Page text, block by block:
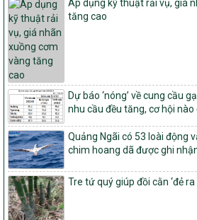
và thu hồi quyết định công nhận xã đạt
đạt nông thôn mới hiện đại và tỉnh,
vụ xây dựng nông thôn mới giai đoạn
Quyết định số 16/2026/QĐ-TTg
Quy định nguyên tắc, tiêu chí, định mức
ương và tỉ lệ vốn đối ứng ngân sách
Chương trình mục tiêu quốc gia xây
nghèo bền vững và phát triển kinh tế –
tộc thiểu số và miền núi giai đoạn 2026 –
1451/QĐ-UBND
Phê duyệt danh sách các xã thuộc
trong xây dựng nông thôn mới giai đoạn
tỉnh Nghệ An
103/PTNT-NTM
Áp dụng kỹ thuật rải vụ, giá
tăng cao
Dự báo ‘nóng’ về cung cầu
nhu cầu đều tăng, cơ hội nào
Quảng Ngãi có 53 loài động
chim hoang dã được ghi
Tre tứ quý giúp đồi cằn ‘đẻ ra